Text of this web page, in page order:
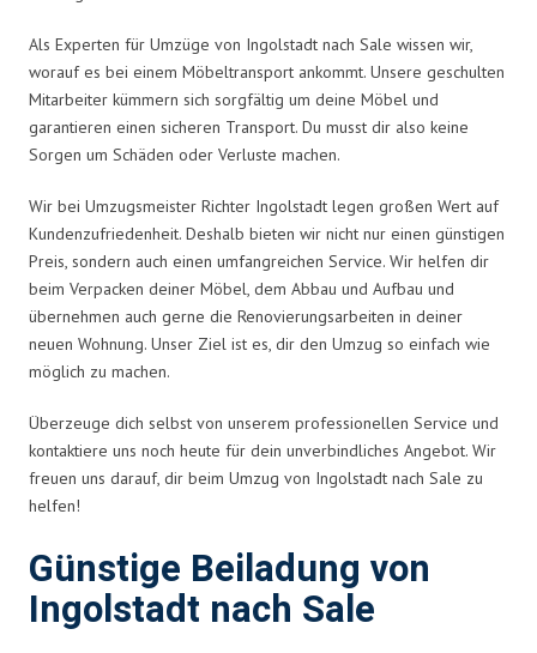
Als Experten für Umzüge von Ingolstadt nach Sale wissen wir,
worauf es bei einem Möbeltransport ankommt. Unsere geschulten
Mitarbeiter kümmern sich sorgfältig um deine Möbel und
garantieren einen sicheren Transport. Du musst dir also keine
Sorgen um Schäden oder Verluste machen.
Wir bei Umzugsmeister Richter Ingolstadt legen großen Wert auf
Kundenzufriedenheit. Deshalb bieten wir nicht nur einen günstigen
Preis, sondern auch einen umfangreichen Service. Wir helfen dir
beim Verpacken deiner Möbel, dem Abbau und Aufbau und
übernehmen auch gerne die Renovierungsarbeiten in deiner
neuen Wohnung. Unser Ziel ist es, dir den Umzug so einfach wie
möglich zu machen.
Überzeuge dich selbst von unserem professionellen Service und
kontaktiere uns noch heute für dein unverbindliches Angebot. Wir
freuen uns darauf, dir beim Umzug von Ingolstadt nach Sale zu
helfen!
Günstige Beiladung von
Ingolstadt nach Sale